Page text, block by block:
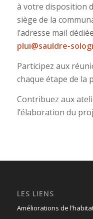
à votre disposition
siège de la
l’adresse mail
plui@sauldre-
Participez aux
chaque étape de la
Contribuez aux
l’élaboration du
LES LIENS
Améliorations de